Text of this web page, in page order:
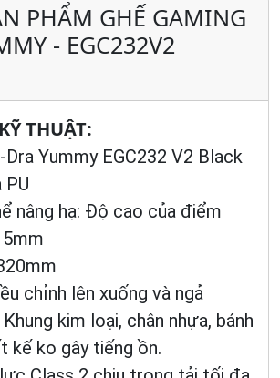
PHẨM GHẾ GAMING
- EGC232V2
THUẬT:
Dra Yummy EGC232 V2 Black
PU
nâng hạ: Độ cao của điểm
chỉnh lên xuống và ngả
kim loại, chân nhựa, bánh
kế ko gây tiếng ồn.